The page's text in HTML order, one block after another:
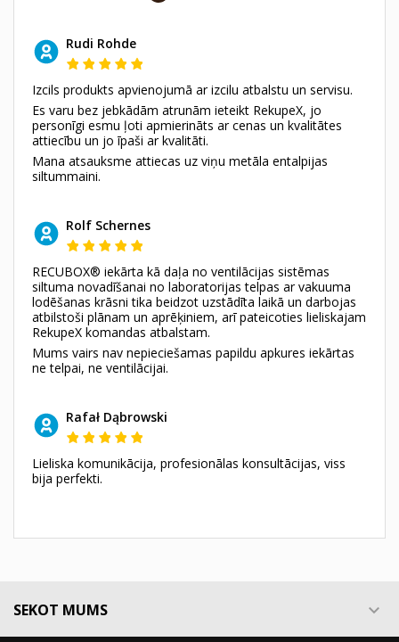
Rudi Rohde
Izcils produkts apvienojumā ar izcilu atbalstu un servisu.
Es varu bez jebkādām atrunām ieteikt RekupeX, jo
personīgi esmu ļoti apmierināts ar cenas un kvalitātes
attiecību un jo īpaši ar kvalitāti.
Mana atsauksme attiecas uz viņu metāla entalpijas
siltummaini.
Rolf Schernes
RECUBOX® iekārta kā daļa no ventilācijas sistēmas
siltuma novadīšanai no laboratorijas telpas ar vakuuma
lodēšanas krāsni tika beidzot uzstādīta laikā un darbojas
atbilstoši plānam un aprēķiniem, arī pateicoties lieliskajam
RekupeX komandas atbalstam.
Mums vairs nav nepieciešamas papildu apkures iekārtas
ne telpai, ne ventilācijai.
Rafał Dąbrowski
Lieliska komunikācija, profesionālas konsultācijas, viss
bija perfekti.
SEKOT MUMS 